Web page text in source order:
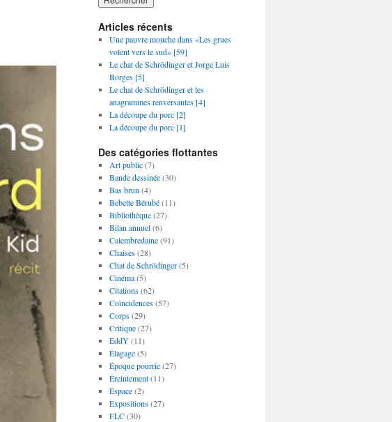
Articles récents
Une pauvre mouche dans «Les grues
volent vers le sud» [59]
Le chat de Schrödinger et Jorge Luis
Borges [5]
Le chat de Schrödinger et les
anagrammes renversantes [4]
La découpe du porc [2]
La découpe du porc [1]
Des catégories flottantes
Art public(7)
Bande dessinée(30)
Bas brun (4)
Bebette Bérubé(11)
Bibliothèque(27)
Bilan annuel(6)
Calembredaine(91)
Chaises(28)
Chat de Schrödinger(5)
Cinéma(5)
Citations(62)
Coïncidences(57)
Corps(29)
Critique(27)
EddY(11)
Élagage(5)
Époque pourrie(27)
Éreintement(11)
Espace(2)
Expositions(27)
FLC(30)